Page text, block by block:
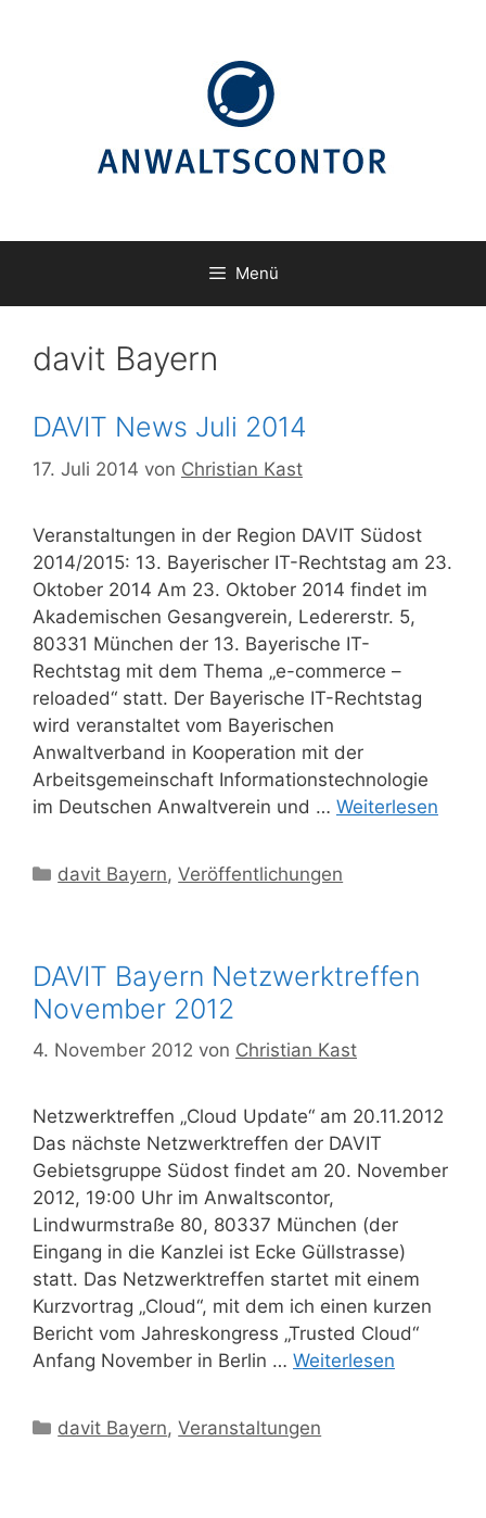
Menü
davit Bayern
DAVIT News Juli 2014
17. Juli 2014 von Christian Kast
Veranstaltungen in der Region DAVIT Südost
2014/2015: 13. Bayerischer IT-Rechtstag am 23.
Oktober 2014 Am 23. Oktober 2014 findet im
Akademischen Gesangverein, Ledererstr. 5,
80331 München der 13. Bayerische IT-
Rechtstag mit dem Thema „e-commerce –
reloaded“ statt. Der Bayerische IT-Rechtstag
wird veranstaltet vom Bayerischen
Anwaltverband in Kooperation mit der
Arbeitsgemeinschaft Informationstechnologie
im Deutschen Anwaltverein und … Weiterlesen
Kategorien
davit Bayern,Veröffentlichungen
DAVIT Bayern Netzwerktreffen
November 2012
4. November 2012 von Christian Kast
Netzwerktreffen „Cloud Update“ am 20.11.2012
Das nächste Netzwerktreffen der DAVIT
Gebietsgruppe Südost findet am 20. November
2012, 19:00 Uhr im Anwaltscontor,
Lindwurmstraße 80, 80337 München (der
Eingang in die Kanzlei ist Ecke Güllstrasse)
statt. Das Netzwerktreffen startet mit einem
Kurzvortrag „Cloud“, mit dem ich einen kurzen
Bericht vom Jahreskongress „Trusted Cloud“
Anfang November in Berlin … Weiterlesen
Kategorien
davit Bayern,Veranstaltungen